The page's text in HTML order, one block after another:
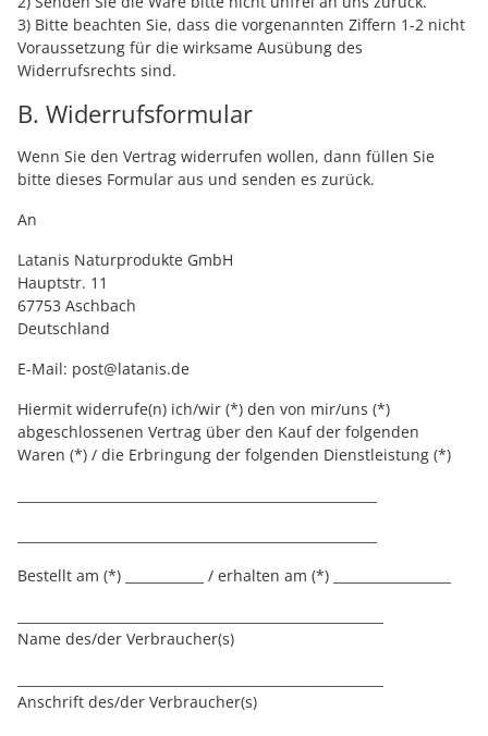
3) Bitte beachten Sie, dass die vorgenannten Ziffern 1-2 nicht
Voraussetzung für die wirksame Ausübung des
Widerrufsrechts sind.
B. Widerrufsformular
Wenn Sie den Vertrag widerrufen wollen, dann füllen Sie
bitte dieses Formular aus und senden es zurück.
An
Latanis Naturprodukte GmbH
Hauptstr. 11
67753 Aschbach
Deutschland
E-Mail: post@latanis.de
Hiermit widerrufe(n) ich/wir (*) den von mir/uns (*)
abgeschlossenen Vertrag über den Kauf der folgenden
Waren (*) / die Erbringung der folgenden Dienstleistung (*)
Bestellt am (*) ____________ / erhalten am (*) __________________
Name des/der Verbraucher(s)
Anschrift des/der Verbraucher(s)